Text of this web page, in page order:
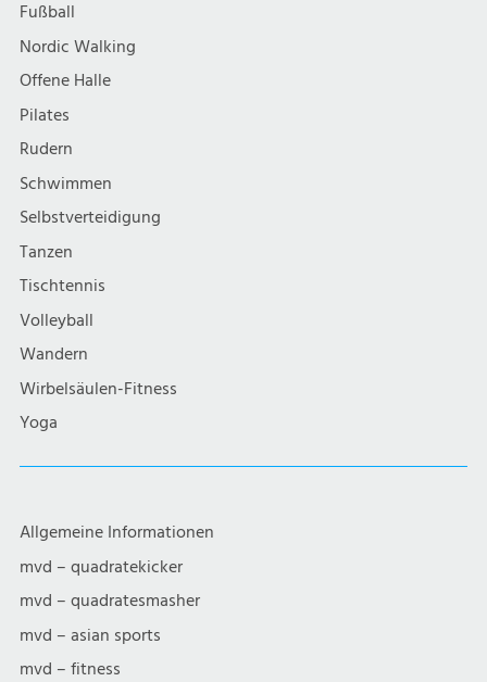
Fußball
Nordic Walking
Offene Halle
Pilates
Rudern
Schwimmen
Selbstverteidigung
Tanzen
Tischtennis
Volleyball
Wandern
Wirbelsäulen-Fitness
Yoga
Allgemeine Informationen
mvd – quadratekicker
mvd – quadratesmasher
mvd – asian sports
mvd – fitness